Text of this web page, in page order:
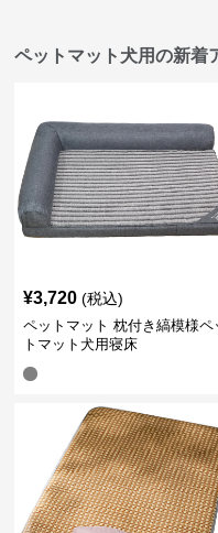
ペットマット犬用の新着
¥3,720 (税込)
ペットマット 枕付き縞模様ペ
トマット犬用寝床